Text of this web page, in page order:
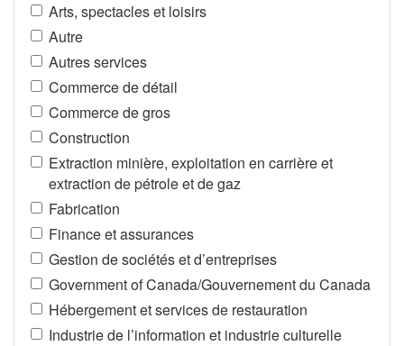
Arts, spectacles et loisirs
Autre
Autres services
Commerce de détail
Commerce de gros
Construction
Extraction minière, exploitation en carrière et
extraction de pétrole et de gaz
Fabrication
Finance et assurances
Gestion de sociétés et d’entreprises
Government of Canada/Gouvernement du Canada
Hébergement et services de restauration
Industrie de l’information et industrie culturelle